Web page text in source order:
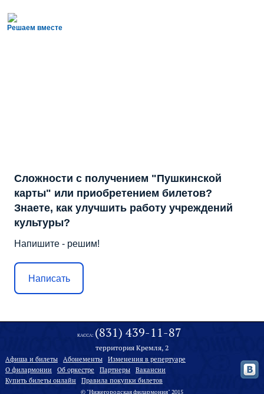
Решаем вместе
Сложности с получением "Пушкинской
карты" или приобретением билетов?
Знаете, как улучшить работу учреждений
культуры?
Напишите - решим!
Написать
КАССА: (831) 439-11-87
территория Кремля, 2
Афиша и билеты Абонементы
Изменения в репертуаре
О филармонии
Oб оркестре Партнеры
Вакансии
Купить билеты онлайн
Правила покупки билетов
© "Нижегородская филармония" 2015